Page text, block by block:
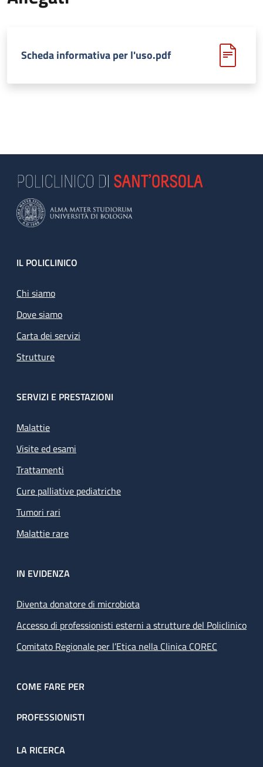
Scheda informativa per l'uso.pdf
Footer
IL POLICLINICO
Chi siamo
Dove siamo
Carta dei servizi
Strutture
SERVIZI E PRESTAZIONI
Malattie
Visite ed esami
Trattamenti
Cure palliative pediatriche
Tumori rari
Malattie rare
IN EVIDENZA
Diventa donatore di microbiota
Accesso di professionisti esterni a strutture del Policlinico
Comitato Regionale per l’Etica nella Clinica COREC
COME FARE PER
PROFESSIONISTI
LA RICERCA